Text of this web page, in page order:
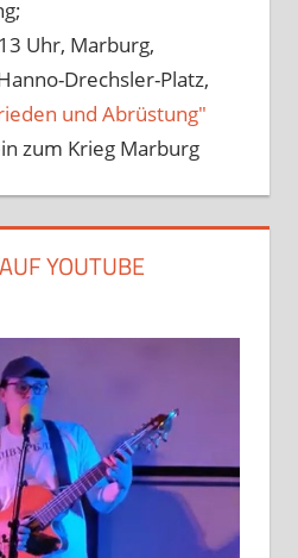
Uhr, Marburg,
Drechsler-Platz,
und Abrüstung"
zum Krieg Marburg
YOUTUBE